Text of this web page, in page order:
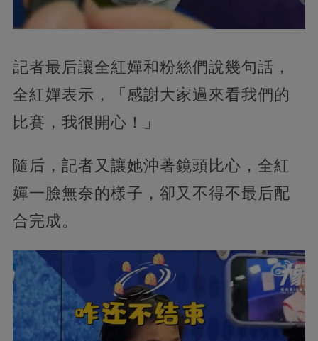
記者最后讓全紅嬋和粉絲們說幾句話，
全紅嬋表示，「感謝大家過來看我們的
比賽，我很開心！」
隨后，記者又讓她沖著鏡頭比心，全紅
嬋一臉無奈的樣子，卻又不得不最后配
合完成。